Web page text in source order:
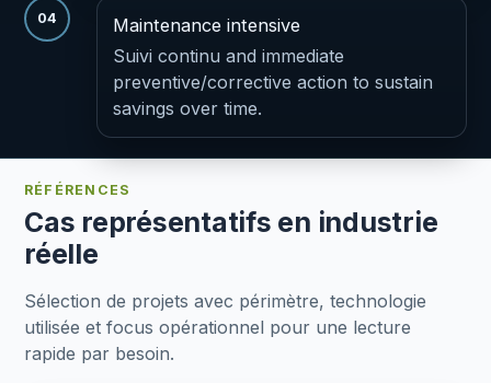
04
Maintenance intensive
Suivi continu and immediate
preventive/corrective action to sustain
savings over time.
RÉFÉRENCES
Cas représentatifs en industrie
réelle
Sélection de projets avec périmètre, technologie
utilisée et focus opérationnel pour une lecture
rapide par besoin.